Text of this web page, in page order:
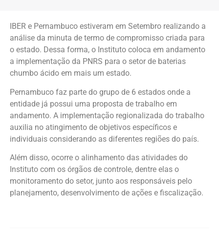
IBER e Pernambuco estiveram em Setembro realizando a
análise da minuta de termo de compromisso criada para
o estado. Dessa forma, o Instituto coloca em andamento
a implementação da PNRS para o setor de baterias
chumbo ácido em mais um estado.
Pernambuco faz parte do grupo de 6 estados onde a
entidade já possui uma proposta de trabalho em
andamento. A implementação regionalizada do trabalho
auxilia no atingimento de objetivos específicos e
individuais considerando as diferentes regiões do país.
Além disso, ocorre o alinhamento das atividades do
Instituto com os órgãos de controle, dentre elas o
monitoramento do setor, junto aos responsáveis pelo
planejamento, desenvolvimento de ações e fiscalização.